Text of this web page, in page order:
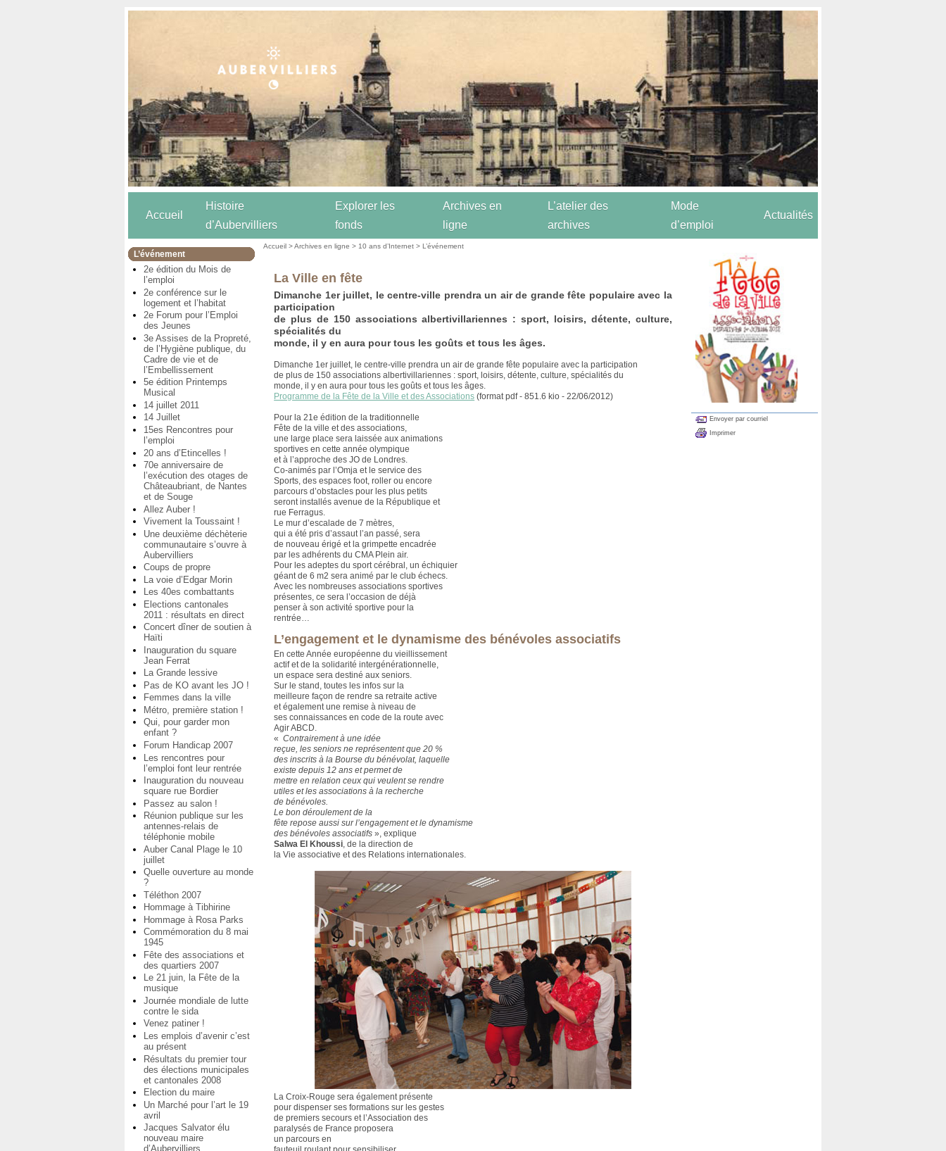
Accueil
Histoire
d’Aubervilliers
Explorer les
fonds
Archives en
ligne
L’atelier des
archives
Mode
d’emploi
Actualités
L’événement
2e édition du Mois de
l’emploi
2e conférence sur le
logement et l’habitat
2e Forum pour l’Emploi
des Jeunes
3e Assises de la Propreté,
de l’Hygiène publique, du
Cadre de vie et de
l’Embellissement
5e édition Printemps
Musical
14 juillet 2011
14 Juillet
15es Rencontres pour
l’emploi
20 ans d’Etincelles !
70e anniversaire de
l’exécution des otages de
Châteaubriant, de Nantes
et de Souge
Allez Auber !
Vivement la Toussaint !
Une deuxième déchèterie
communautaire s’ouvre à
Aubervilliers
Coups de propre
La voie d’Edgar Morin
Les 40es combattants
Elections cantonales
2011 : résultats en direct
Concert dîner de soutien à
Haïti
Inauguration du square
Jean Ferrat
La Grande lessive
Pas de KO avant les JO !
Femmes dans la ville
Métro, première station !
Qui, pour garder mon
enfant ?
Forum Handicap 2007
Les rencontres pour
l’emploi font leur rentrée
Inauguration du nouveau
square rue Bordier
Passez au salon !
Réunion publique sur les
antennes-relais de
téléphonie mobile
Auber Canal Plage le 10
juillet
Quelle ouverture au monde
?
Téléthon 2007
Hommage à Tibhirine
Hommage à Rosa Parks
Commémoration du 8 mai
1945
Fête des associations et
des quartiers 2007
Le 21 juin, la Fête de la
musique
Journée mondiale de lutte
contre le sida
Venez patiner !
Les emplois d’avenir c’est
au présent
Résultats du premier tour
des élections municipales
et cantonales 2008
Election du maire
Un Marché pour l’art le 19
avril
Jacques Salvator élu
nouveau maire
d’Aubervilliers
Accueil >Archives en ligne > 10 ans d’Internet >L’événement
La Ville en fête
Dimanche 1er juillet, le centre-ville prendra un air de grande fête populaire avec la
participation
de plus de 150 associations albertivillariennes : sport, loisirs, détente, culture,
spécialités du
monde, il y en aura pour tous les goûts et tous les âges.
Dimanche 1er juillet, le centre-ville prendra un air de grande fête populaire avec la participation
de plus de 150 associations albertivillariennes : sport, loisirs, détente, culture, spécialités du
monde, il y en aura pour tous les goûts et tous les âges.
Programme de la Fête de la Ville et des Associations (format pdf - 851.6 kio - 22/06/2012)
Pour la 21e édition de la traditionnelle
Fête de la ville et des associations,
une large place sera laissée aux animations
sportives en cette année olympique
et à l’approche des JO de Londres.
Co-animés par l’Omja et le service des
Sports, des espaces foot, roller ou encore
parcours d’obstacles pour les plus petits
seront installés avenue de la République et
rue Ferragus.
Le mur d’escalade de 7 mètres,
qui a été pris d’assaut l’an passé, sera
de nouveau érigé et la grimpette encadrée
par les adhérents du CMA Plein air.
Pour les adeptes du sport cérébral, un échiquier
géant de 6 m2 sera animé par le club échecs.
Avec les nombreuses associations sportives
présentes, ce sera l’occasion de déjà
penser à son activité sportive pour la
rentrée…
L’engagement et le dynamisme des bénévoles associatifs
En cette Année européenne du vieillissement
actif et de la solidarité intergénérationnelle,
un espace sera destiné aux seniors.
Sur le stand, toutes les infos sur la
meilleure façon de rendre sa retraite active
et également une remise à niveau de
ses connaissances en code de la route avec
Agir ABCD.
« Contrairement à une idée
reçue, les seniors ne représentent que 20 %
des inscrits à la Bourse du bénévolat, laquelle
existe depuis 12 ans et permet de
mettre en relation ceux qui veulent se rendre
utiles et les associations à la recherche
de bénévoles.
Le bon déroulement de la
fête repose aussi sur l’engagement et le dynamisme
des bénévoles associatifs », explique
Salwa El Khoussi , de la direction de
la Vie associative et des Relations internationales.
La Croix-Rouge sera également présente
pour dispenser ses formations sur les gestes
de premiers secours et l’Association des
paralysés de France proposera
un parcours en
Envoyer par courriel
Imprimer